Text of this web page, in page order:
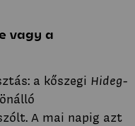
vagy a
a kőszegi Hideg-
A mai napig azt